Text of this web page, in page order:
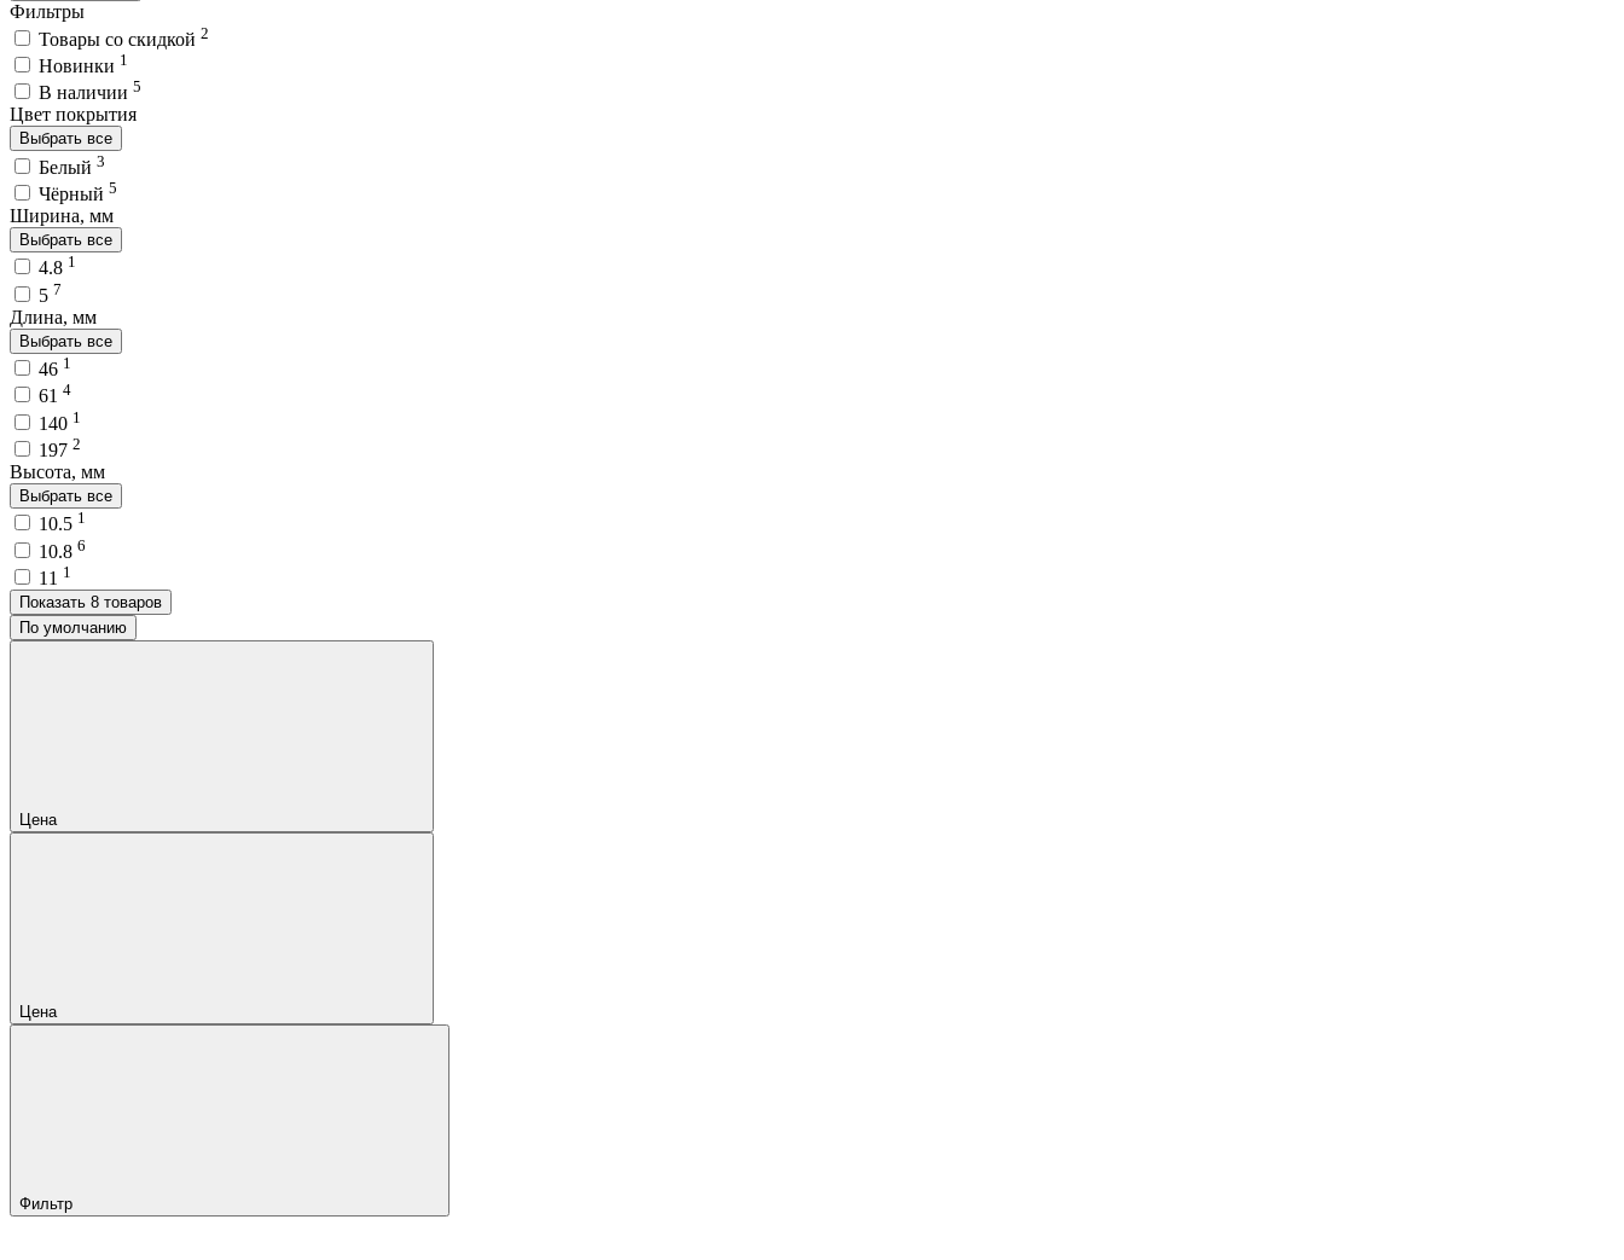
Фильтры
Товары со скидкой 2
Новинки 1
В наличии 5
Цвет покрытия
Выбрать все
Белый 3
Чёрный 5
Ширина, мм
Выбрать все
4.8 1
5 7
Длина, мм
Выбрать все
46 1
61 4
140 1
197 2
Высота, мм
Выбрать все
10.5 1
10.8 6
11 1
Показать 8 товаров
По умолчанию
Цена
Цена
Фильтр